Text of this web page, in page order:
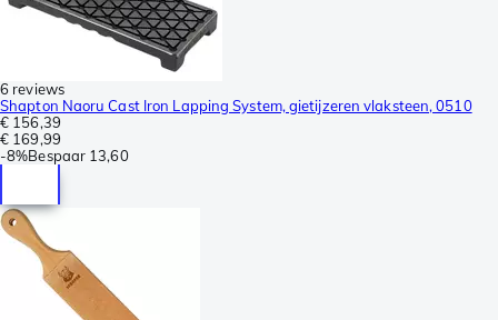
6 reviews
Shapton Naoru Cast Iron Lapping System, gietijzeren vlaksteen, 0510
€ 156,39
€ 169,99
-8%Bespaar 13,60